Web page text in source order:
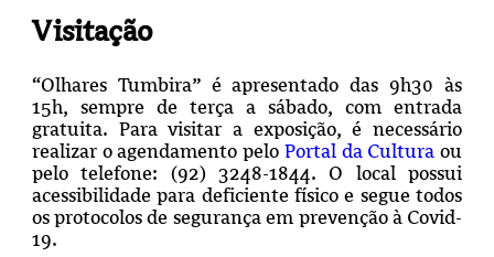
Visitação
“Olhares Tumbira” é apresentado das 9h30 às
15h, sempre de terça a sábado, com entrada
gratuita. Para visitar a exposição, é necessário
realizar o agendamento pelo Portal da Cultura ou
pelo telefone: (92) 3248-1844. O local possui
acessibilidade para deficiente físico e segue todos
os protocolos de segurança em prevenção à Covid-
19.